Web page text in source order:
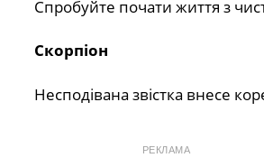
Спробуйте почати життя з
Скорпіон
Несподівана звістка внесе
РЕКЛАМА